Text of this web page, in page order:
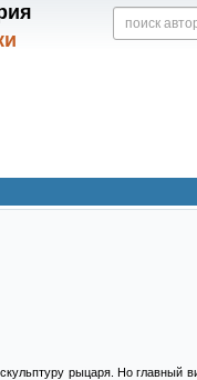
рыцаря. Но главный